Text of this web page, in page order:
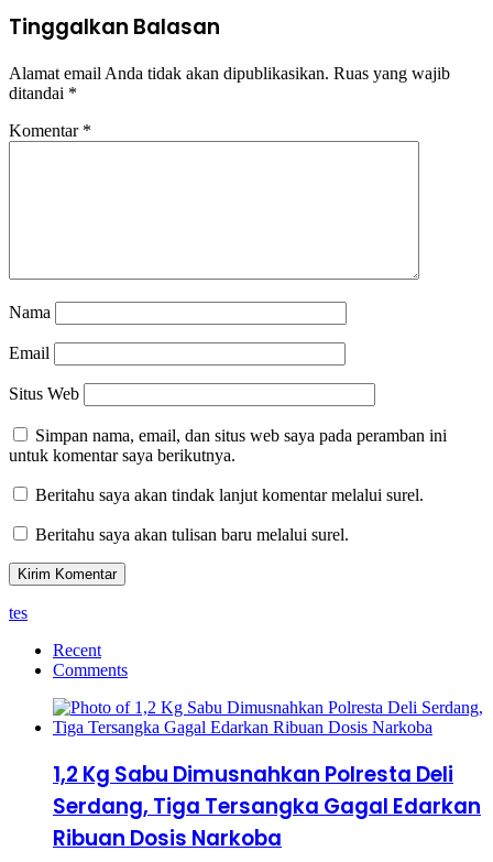
Tinggalkan Balasan
Alamat email Anda tidak akan dipublikasikan. Ruas yang wajib
ditandai *
Komentar *
Nama
Email
Situs Web
Simpan nama, email, dan situs web saya pada peramban ini
untuk komentar saya berikutnya.
Beritahu saya akan tindak lanjut komentar melalui surel.
Beritahu saya akan tulisan baru melalui surel.
tes
Recent
Comments
1,2 Kg Sabu Dimusnahkan Polresta Deli
Serdang, Tiga Tersangka Gagal Edarkan
Ribuan Dosis Narkoba